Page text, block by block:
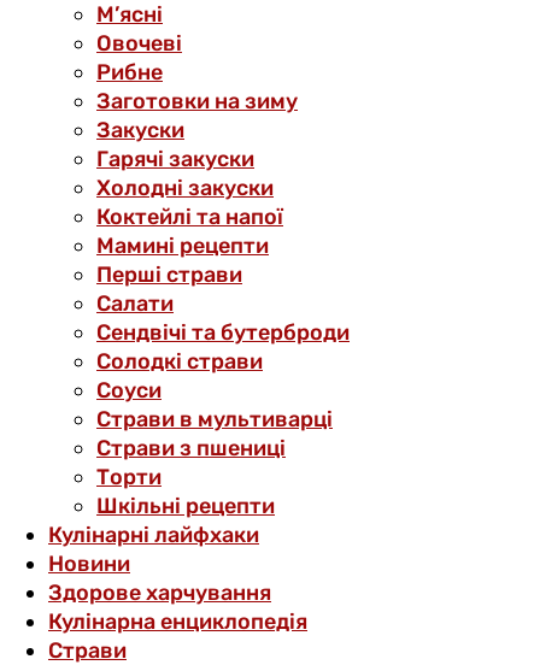
М’ясні
Овочеві
Рибне
Заготовки на зиму
Закуски
Гарячі закуски
Холодні закуски
Коктейлі та напої
Мамині рецепти
Перші страви
Салати
Сендвічі та бутерброди
Солодкі страви
Соуси
Страви в мультиварці
Страви з пшениці
Торти
Шкільні рецепти
Кулінарні лайфхаки
Новини
Здорове харчування
Кулінарна енциклопедія
Страви